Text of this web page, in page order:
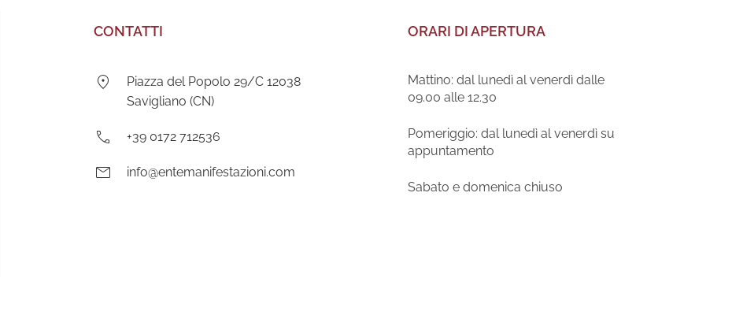
CONTATTI
Indirizzo:
Piazza del Popolo 29/C 12038
Savigliano (CN)
Telefono:
+39 0172 712536
E-
info@entemanifestazioni.com
ORARI DI APERTURA
Mattino: dal lunedì al venerdì dalle
09.00 alle 12.30
Pomeriggio: dal lunedì al venerdì su
appuntamento
Sabato e domenica chiuso